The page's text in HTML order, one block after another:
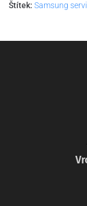
Štítek: Samsung